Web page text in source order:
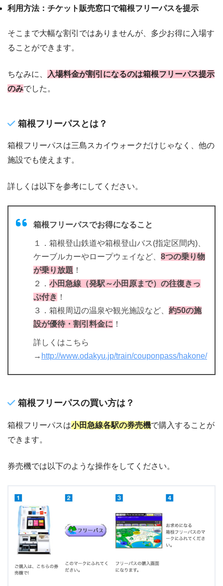
利用方法：チケット販売窓口で箱根フリーパスを提示
そこまで大幅な割引ではありませんが、多少お得に入場す
ることができます。
ちなみに、
入場料金が割引になるのは箱根フリーパス提示
のみでした。
箱根フリーパスとは？
箱根フリーパスは三島スカイウォークだけじゃなく、他の
施設でも使えます。
詳しくは以下を参考にしてください。
箱根フリーパスでお得になること
１．箱根登山鉄道や箱根登山バス(指定区間内)、
ケーブルカーやロープウェイなど、 8つの乗り物
が乗り放題 ！
２． 小田急線（発駅～小田原まで）の往復きっ
ぷ付き ！
３．箱根周辺の温泉や観光施設など、 約50の施
設が優待・割引料金に ！
詳しくはこちら
→ http://www.odakyu.jp/train/couponpass/hakone/
箱根フリーパスの買い方は？
箱根フリーパスは小田急線各駅の券売機で購入することが
できます。
券売機では以下のような操作をしてください。